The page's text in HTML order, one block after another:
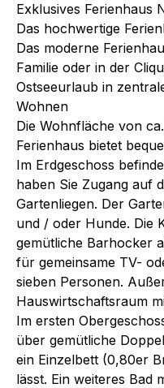
Exklusives Ferienhaus
Das hochwertige
Das moderne
Familie oder in der
Ostseeurlaub in
Wohnen
Die Wohnfläche von
Ferienhaus bietet
Im Erdgeschoss
haben Sie Zugang auf
Gartenliegen. Der
und / oder Hunde. Die
gemütliche Barhocker
für gemeinsame TV-
sieben Personen.
Hauswirtschaftsraum
Im ersten
über gemütliche
ein Einzelbett (0,80er
lässt. Ein weiteres Bad